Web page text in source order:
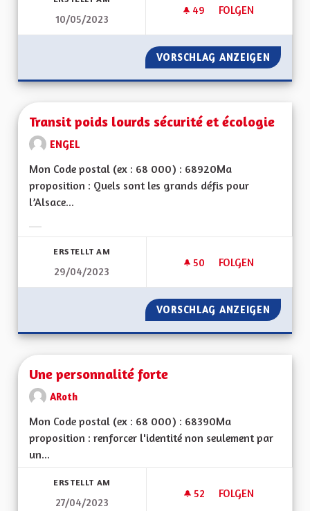
10/05/2023
49 49 FOLLOWER
FOLGEN
ACCÉDER À LA
VORSCHLAG ANZEIGEN
Transit poids lourds sécurité et écologie
ENGEL
Mon Code postal (ex : 68 000) : 68920Ma
proposition : Quels sont les grands défis pour
l’Alsace...
ERSTELLT AM
29/04/2023
50 50 FOLLOWER
FOLGEN
TRANSIT POIDS
VORSCHLAG ANZEIGEN
Une personnalité forte
ARoth
Mon Code postal (ex : 68 000) : 68390Ma
proposition : renforcer l'identité non seulement par
un...
ERSTELLT AM
27/04/2023
52 52 FOLLOWER
FOLGEN
UNE